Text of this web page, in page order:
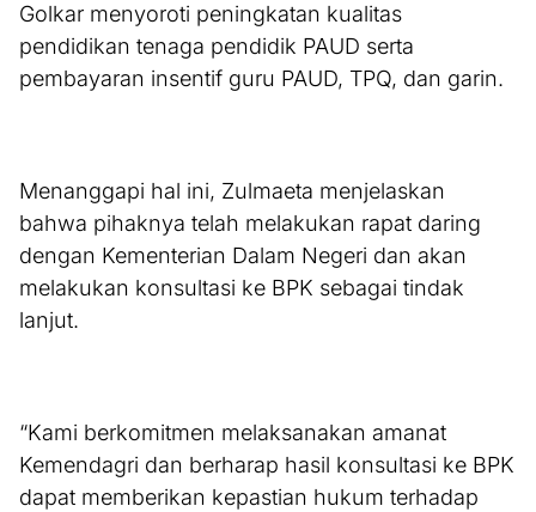
Golkar menyoroti peningkatan kualitas
pendidikan tenaga pendidik PAUD serta
pembayaran insentif guru PAUD, TPQ, dan garin.
Menanggapi hal ini, Zulmaeta menjelaskan
bahwa pihaknya telah melakukan rapat daring
dengan Kementerian Dalam Negeri dan akan
melakukan konsultasi ke BPK sebagai tindak
lanjut.
“Kami berkomitmen melaksanakan amanat
Kemendagri dan berharap hasil konsultasi ke BPK
dapat memberikan kepastian hukum terhadap